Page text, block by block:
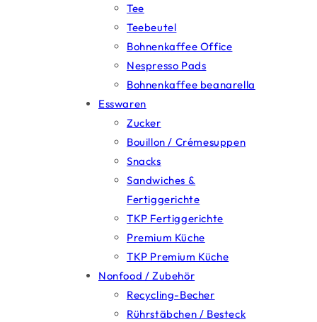
Tee
Teebeutel
Bohnenkaffee Office
Nespresso Pads
Bohnenkaffee beanarella
Esswaren
Zucker
Bouillon / Crémesuppen
Snacks
Sandwiches &
Fertiggerichte
TKP Fertiggerichte
Premium Küche
TKP Premium Küche
Nonfood / Zubehör
Recycling-Becher
Rührstäbchen / Besteck